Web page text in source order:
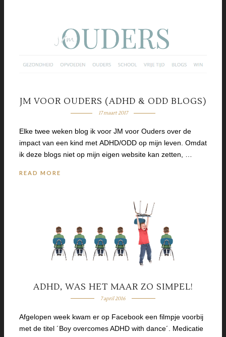
JM VOOR OUDERS (ADHD & ODD BLOGS)
17 maart 2017
Elke twee weken blog ik voor JM voor Ouders over de
impact van een kind met ADHD/ODD op mijn leven. Omdat
ik deze blogs niet op mijn eigen website kan zetten, …
READ MORE
ADHD, WAS HET MAAR ZO SIMPEL!
7 april 2016
Afgelopen week kwam er op Facebook een filmpje voorbij
met de titel ´Boy overcomes ADHD with dance´. Medicatie